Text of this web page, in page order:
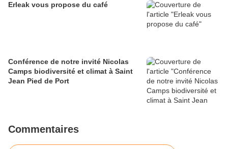
Erleak vous propose du café
Conférence de notre invité Nicolas
Camps biodiversité et climat à Saint
Jean Pied de Port
Commentaires